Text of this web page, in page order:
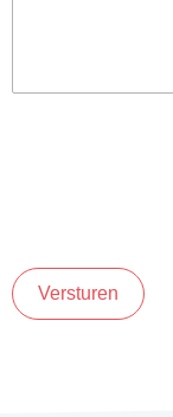
Versturen